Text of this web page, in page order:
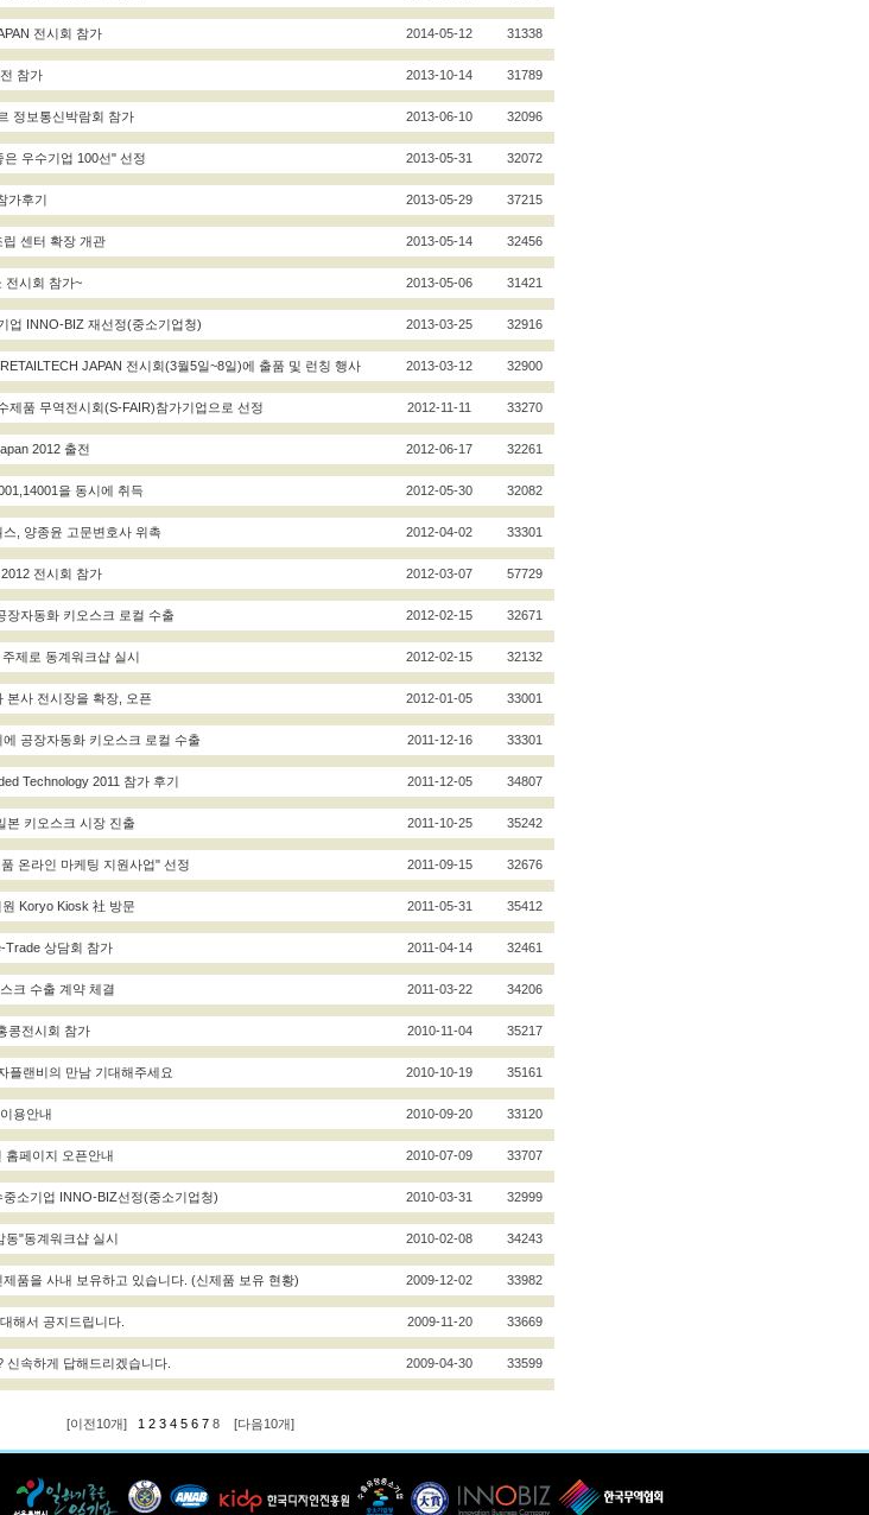
전시회 참가 2014-05-12 31338
참가 2013-10-14 31789
정보통신박람회 참가 2013-06-10 32096
우수기업 100선" 선정 2013-05-31 32072
가후기 2013-05-29 37215
센터 확장 개관 2013-05-14 32456
전시회 참가~ 2013-05-06 31421
업 INNO-BIZ 재선정(중소기업청) 2013-03-25 32916
JAPAN 전시회(3월5일~8일)에 출품 및 런칭 행사 2013-03-12 32900
제품 무역전시회(S-FAIR)참가기업으로 선정 2012-11-11 33270
2012 출전 2012-06-17 32261
을 동시에 취득 2012-05-30 32082
, 양종윤 고문변호사 위촉 2012-04-02 33301
전시회 참가 2012-03-07 57729
장자동화 키오스크 로컬 수출 2012-02-15 32671
제로 동계워크샵 실시 2012-02-15 32132
본사 전시장을 확장, 오픈 2012-01-05 33001
공장자동화 키오스크 로컬 수출 2011-12-16 33301
Technology 2011 참가 후기 2011-12-05 34807
본 키오스크 시장 진출 2011-10-25 35242
온라인 마케팅 지원사업" 선정 2011-09-15 32676
Koryo Kiosk 社 방문 2011-05-31 35412
Trade 상담회 참가 2011-04-14 32461
크 수출 계약 체결 2011-03-22 34206
콩전시회 참가 2010-11-04 35217
플랜비의 만남 기대해주세요 2010-10-19 35161
용안내 2010-09-20 33120
홈페이지 오픈안내 2010-07-09 33707
소기업 INNO-BIZ선정(중소기업청) 2010-03-31 32999
동"동계워크샵 실시 2010-02-08 34243
품을 사내 보유하고 있습니다. (신제품 보유 현황) 2009-12-02 33982
해서 공지드립니다. 2009-11-20 33669
신속하게 답해드리겠습니다. 2009-04-30 33599
[이전10개] 1 2 3 4 5 6 7 8 [다음10개]